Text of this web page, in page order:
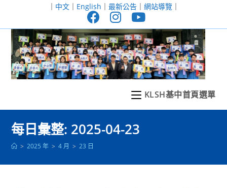
至
｜ 中文｜ English ｜ 最新公告｜ 網站導覽｜
KLSH基中首頁選單
每日彙整: 2025-04-23
> 2025 年 > 4 月 > 23 日